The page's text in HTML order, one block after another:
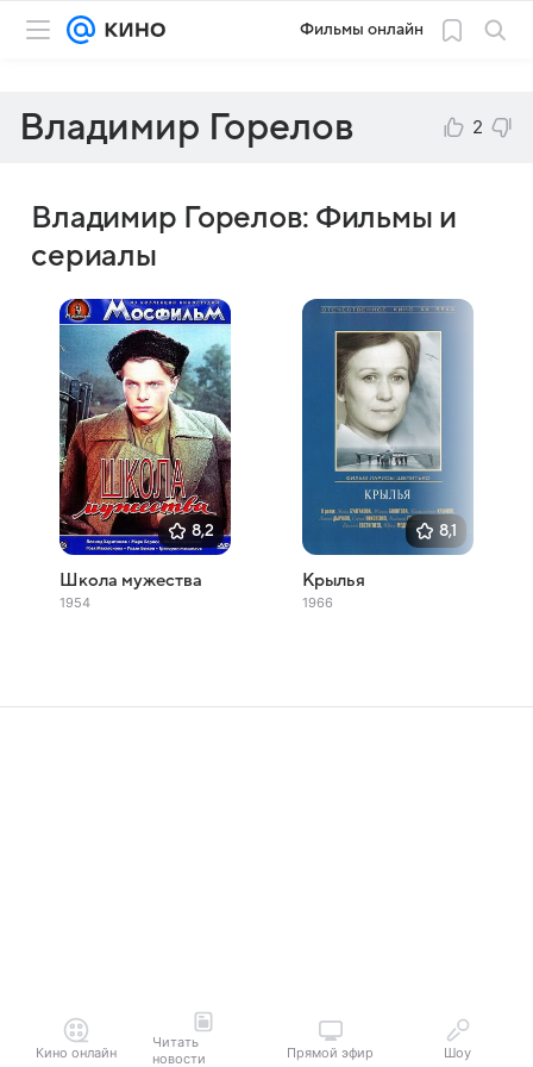
Фильмы онлайн
Владимир Горелов 2
Владимир Горелов: Фильмы и
сериалы
8,2
Школа мужества
1954
8,1
Крылья
1966
Кино онлайн
Читать
новости
Прямой эфир Шоу